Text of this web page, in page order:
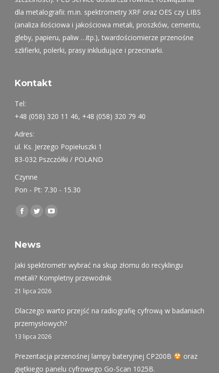
dla metalografii: m.in. spektrometry XRF oraz OES czy LIBS
(analiza ilościowa i jakościowa metali, proszków, cementu,
gleby, papieru, paliw …itp.), twardościomierze przenośne
szlifierki, polerki, prasy inkludujące i przecinarki.
Kontakt
Tel:
+48 (058) 320 11 46, +48 (058) 320 79 40
Adres:
ul. Ks. Jerzego Popiełuszki 1
83-032 Pszczółki / POLAND
Czynne
Pon - Pt: 7.30 - 15.30
Find us on:
Facebook
opens
new
window
Twitter
opens
new
window
YouTube
new
window
News
Jaki spektrometr wybrać na skup złomu do recyklingu
metali? Kompletny przewodnik
21 lipca 2026
Dlaczego warto przejść na radiografię cyfrową w badaniach
przemysłowych?
13 lipca 2026
Prezentacja przenośnej lampy bateryjnej CP200B
oraz
giętkiego panelu cyfrowego Go-Scan 1025B.